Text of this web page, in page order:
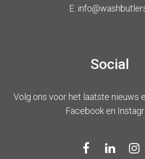
E:
Social
Volg ons voor het laatste nieuws
Facebook en